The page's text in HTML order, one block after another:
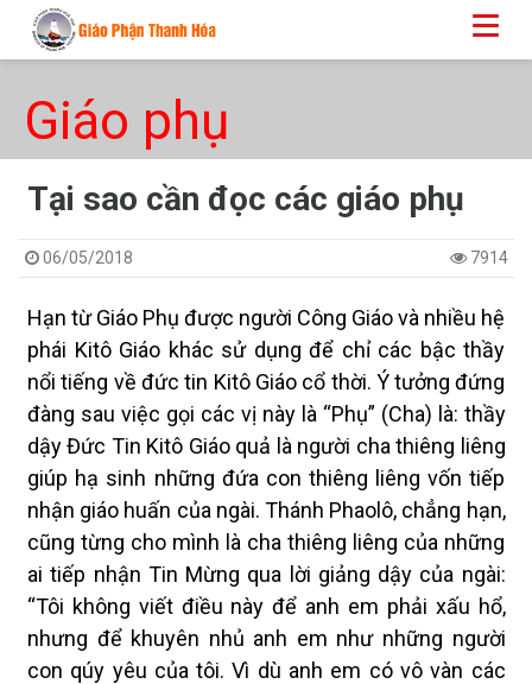
Giáo phụ
Tại sao cần đọc các giáo phụ
06/05/2018 7914
Hạn từ Giáo Phụ được người Công Giáo và nhiều hệ
phái Kitô Giáo khác sử dụng để chỉ các bậc thầy
nổi tiếng về đức tin Kitô Giáo cổ thời. Ý tưởng đứng
đàng sau việc gọi các vị này là “Phụ” (Cha) là: thầy
dậy Đức Tin Kitô Giáo quả là người cha thiêng liêng
giúp hạ sinh những đứa con thiêng liêng vốn tiếp
nhận giáo huấn của ngài. Thánh Phaolô, chẳng hạn,
cũng từng cho mình là cha thiêng liêng của những
ai tiếp nhận Tin Mừng qua lời giảng dậy của ngài:
“Tôi không viết điều này để anh em phải xấu hổ,
nhưng để khuyên nhủ anh em như những người
con qúy yêu của tôi. Vì dù anh em có vô vàn các